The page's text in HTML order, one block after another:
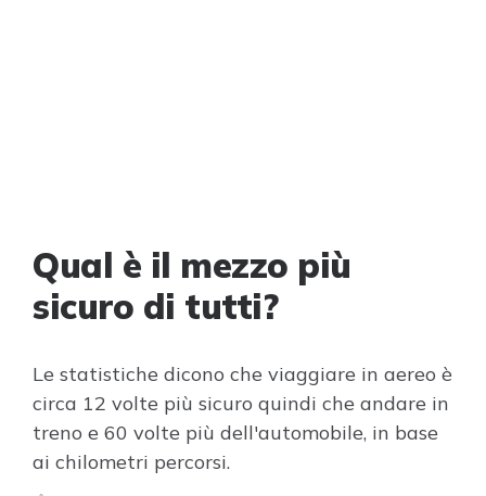
Qual è il mezzo più
sicuro di tutti?
Le statistiche dicono che viaggiare in aereo è
circa 12 volte più sicuro quindi che andare in
treno e 60 volte più dell'automobile, in base
ai chilometri percorsi.